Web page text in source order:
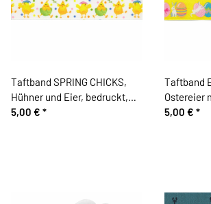
Taftband SPRING CHICKS,
Hühner und Eier, bedruckt,
Berisfords
5,00 € *
Taftband
Ostereier
bedruckt,
5,00 € *